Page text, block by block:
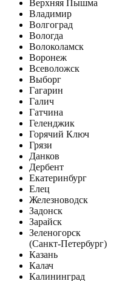
Верхняя Пышма
Владимир
Волгоград
Вологда
Волоколамск
Воронеж
Всеволожск
Выборг
Гагарин
Галич
Гатчина
Геленджик
Горячий Ключ
Грязи
Данков
Дербент
Екатеринбург
Елец
Железноводск
Задонск
Зарайск
Зеленогорск
(Санкт-Петербург)
Казань
Калач
Калининград